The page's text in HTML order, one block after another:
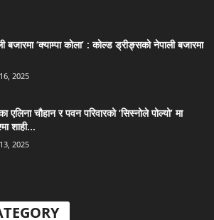
बजारमा ‘क्याम्पा कोला’ : कोल्ड ड्रीङ्सको नेपाली बजारमा
2025
एलिना चौहान र पवन परिवारको ‘सिस्नोले पोल्यो’ मा
शाही...
2025